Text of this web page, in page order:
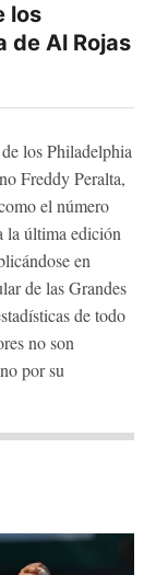
los
de Al Rojas
los Philadelphia
Freddy Peralta,
el número
la última edición
en
de las Grandes
de todo
no son
por su